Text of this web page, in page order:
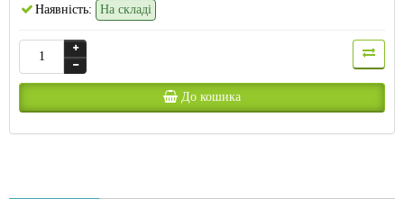
Наявність: На складі
До кошика